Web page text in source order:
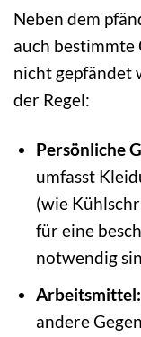
Neben dem
auch bestimmte
nicht gepfändet
der Regel:
Persönliche
umfasst
(wie
für eine
notwendig
Arbeitsmittel:
andere